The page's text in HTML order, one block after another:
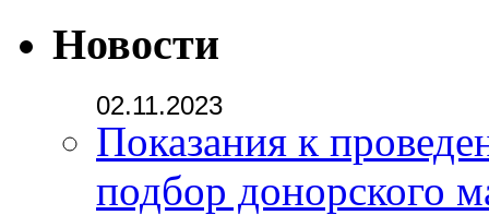
Новости
02.11.2023
Показания к
подбор донорского